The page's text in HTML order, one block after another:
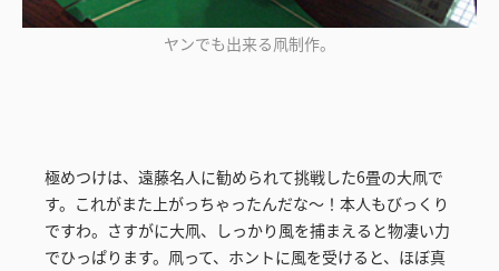
ヤンでも出来る凧制作。
極めつけは、遠藤名人に勧められて挑戦した6畳の大凧で
す。これがまた上がっちゃったんだな～！本人もびっくり
ですわ。さすがに大凧、しっかり風を捕まえると物凄い力
でひっぱります。凧って、ホントに風を受けると、ほぼ真